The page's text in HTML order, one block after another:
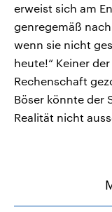
erweist sich am
genregemäß
wenn sie nicht
heute!“ Keiner
Rechenschaft
Böser könnte der
Realität nicht